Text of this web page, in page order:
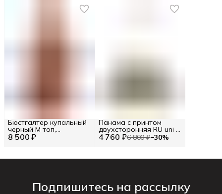
8 500 ₽
Бюстгалтер купальный
черный M топ,
ICE25WTP04 4 760 ₽6 800 ₽−30%
Панама с принтом
двухсторонняя RU uni /
EU uni / uni
Подпишитесь на рассылку